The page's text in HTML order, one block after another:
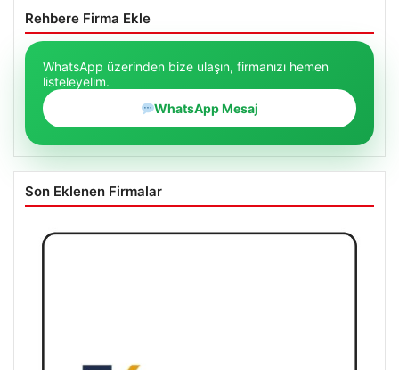
Rehbere Firma Ekle
WhatsApp üzerinden bize ulaşın, firmanızı hemen
listeleyelim.
WhatsApp Mesaj
Son Eklenen Firmalar